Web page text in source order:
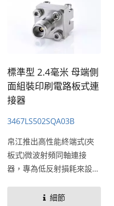
標準型 2.4毫米 母端側
面組裝印刷電路板式連
接器
3467LS502SQA03B
帛江推出高性能終端式(夾
板式)微波射頻同軸連接
器，專為低反射損耗來設
細節